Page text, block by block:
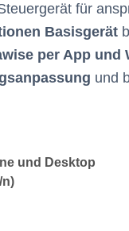
für
Basisgerät
per App und
und
und Desktop
n)